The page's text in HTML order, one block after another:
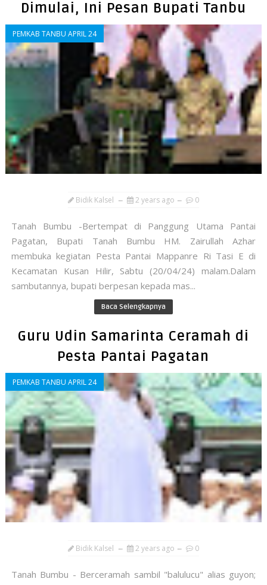
Dimulai, Ini Pesan Bupati Tanbu
PEMKAB TANBU APRIL 24
Bidik Kalsel 2 years ago 0
Tanah Bumbu -Bertempat di Panggung Utama Pantai
Pagatan, Bupati Tanah Bumbu HM. Zairullah Azhar
membuka kegiatan Pesta Pantai Mappanre Ri Tasi E di
Kecamatan Kusan Hilir, Sabtu (20/04/24) malam.Dalam
sambutannya, bupati berpesan kepada mas...
Baca Selengkapnya
Guru Udin Samarinta Ceramah di
Pesta Pantai Pagatan
PEMKAB TANBU APRIL 24
Bidik Kalsel 2 years ago 0
Tanah Bumbu - Berceramah sambil "balulucu" alias guyon;